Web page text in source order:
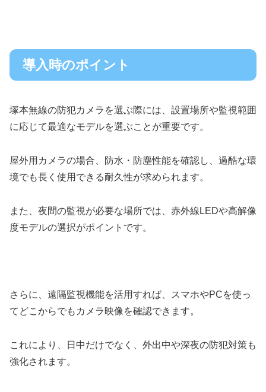
導入時のポイント
塚本無線の防犯カメラを選ぶ際には、設置場所や監視範囲
に応じて最適なモデルを選ぶことが重要です。
屋外用カメラの場合、防水・防塵性能を確認し、過酷な環
境でも長く使用できる耐久性が求められます。
また、夜間の監視が必要な場所では、赤外線LEDや高解像
度モデルの選択がポイントです。
さらに、遠隔監視機能を活用すれば、スマホやPCを使っ
てどこからでもカメラ映像を確認できます。
これにより、日中だけでなく、外出中や深夜の防犯対策も
強化されます。